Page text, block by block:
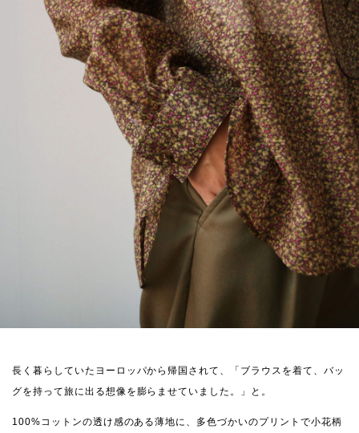
長く暮らしていたヨーロッパから帰国されて、「ブラウスを着て、バッ
グを持って旅に出る想像を膨らませていました。」と。
100%コットンの透け感のある薄地に、多色づかいのプリントで小花柄